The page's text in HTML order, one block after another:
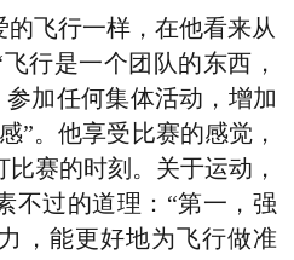
的飞行一样，在他看来从
行是一个团队的东西，
参加任何集体活动，增加
”。他享受比赛的感觉，
赛的时刻。关于运动，
不过的道理：“第一，强
，能更好地为飞行做准